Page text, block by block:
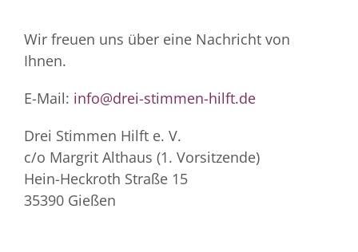
Wir freuen uns über eine Nachricht von
Ihnen.
E-Mail: info@drei-stimmen-hilft.de
Drei Stimmen Hilft e. V.
c/o Margrit Althaus (1. Vorsitzende)
Hein-Heckroth Straße 15
35390 Gießen